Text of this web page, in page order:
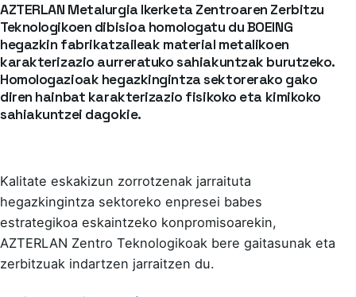
AZTERLAN Metalurgia Ikerketa Zentroaren Zerbitzu
Teknologikoen dibisioa homologatu du BOEING
hegazkin fabrikatzaileak material metalikoen
karakterizazio aurreratuko sahiakuntzak burutzeko.
Homologazioak hegazkingintza sektorerako gako
diren hainbat karakterizazio fisikoko eta kimikoko
sahiakuntzei dagokie.
Kalitate eskakizun zorrotzenak jarraituta
hegazkingintza sektoreko enpresei babes
estrategikoa eskaintzeko konpromisoarekin,
AZTERLAN Zentro Teknologikoak bere gaitasunak eta
zerbitzuak indartzen jarraitzen du.